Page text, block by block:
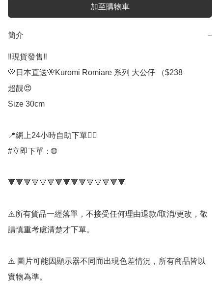
加至購物車
簡介 −
‼️現貨發售‼️
🎌日本直送🎌Kuromi Romiare 系列 大公仔 （$238
超靚😍
Size 30cm
📍網上24小時自助下單👍🏻
#立即下單：🌐
🔻🔻🔻🔻🔻🔻🔻🔻🔻🔻🔻🔻🔻🔻🔻
⚠️所有貨品一經落單，不接受任何理由退款/取消/更改，敬
請慎重考慮清楚才下單。
⚠️ 圖片可能因顯示器不同而出現色差情況，所有商品皆以
實物為準。